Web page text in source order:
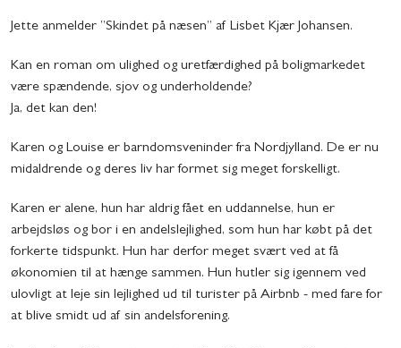
Jette anmelder ”Skindet på næsen” af Lisbet Kjær Johansen.
Kan en roman om ulighed og uretfærdighed på boligmarkedet
være spændende, sjov og underholdende?
Ja, det kan den!
Karen og Louise er barndomsveninder fra Nordjylland. De er nu
midaldrende og deres liv har formet sig meget forskelligt.
Karen er alene, hun har aldrig fået en uddannelse, hun er
arbejdsløs og bor i en andelslejlighed, som hun har købt på det
forkerte tidspunkt. Hun har derfor meget svært ved at få
økonomien til at hænge sammen. Hun hutler sig igennem ved
ulovligt at leje sin lejlighed ud til turister på Airbnb - med fare for
at blive smidt ud af sin andelsforening.